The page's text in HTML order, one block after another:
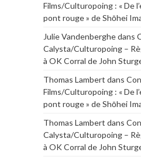
Films/Culturopoing : « De
pont rouge » de Shōhei
Julie Vandenberghedans
Calysta/Culturopoing –
à OK Corral de John
Thomas Lambert dans
Films/Culturopoing : « De
pont rouge » de Shōhei
Thomas Lambert dans
Calysta/Culturopoing –
à OK Corral de John